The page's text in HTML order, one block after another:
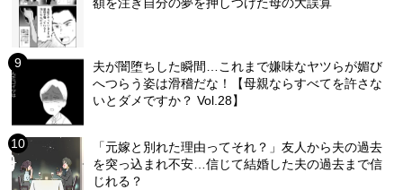
額を注ぎ自分の夢を押しつけた母の大誤算
夫が闇堕ちした瞬間…これまで嫌味なヤツらが媚び
へつらう姿は滑稽だな！【母親ならすべてを許さな
いとダメですか？ Vol.28】
「元嫁と別れた理由ってそれ？」友人から夫の過去
を突っ込まれ不安…信じて結婚した夫の過去まで信
じれる？